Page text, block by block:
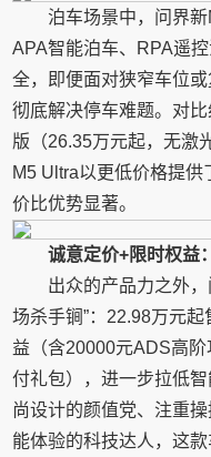
泊车场景中，问界新
APA智能泊车、RPA遥
全，即便面对狭窄车位或
彻底解决停车难题。对
版（26.35万元起，无激
M5 Ultra以更低价格提
价比优势显著。
诚意定价+限时权益
出众的产品力之外
场杀手锏”：22.98万元
益（含20000元ADS高
付礼包），进一步拉低
尚设计的颜值党、注重
能体验的科技达人，这